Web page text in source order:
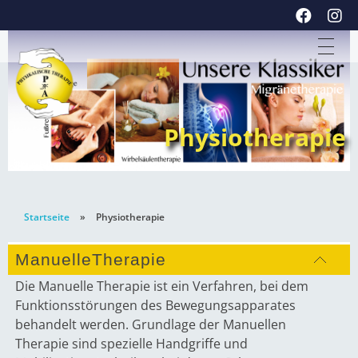
Physiotherapie
Startseite » Physiotherapie
ManuelleTherapie
Die Manuelle Therapie ist ein Verfahren, bei dem
Funktionsstörungen des Bewegungsapparates
behandelt werden. Grundlage der Manuellen
Therapie sind spezielle Handgriffe und